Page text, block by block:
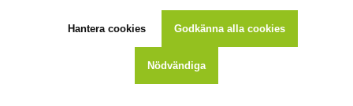
KöpevillkorHantera cookies Godkänna alla cookies
Nödvändiga